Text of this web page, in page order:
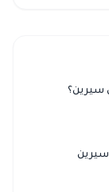
سيرين؟
سيرين